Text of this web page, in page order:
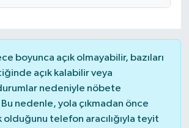
boyunca açık olmayabilir, bazıları
açık kalabilir veya
nedeniyle nöbete
nedenle, yola çıkmadan önce
olduğunu telefon aracılığıyla teyit